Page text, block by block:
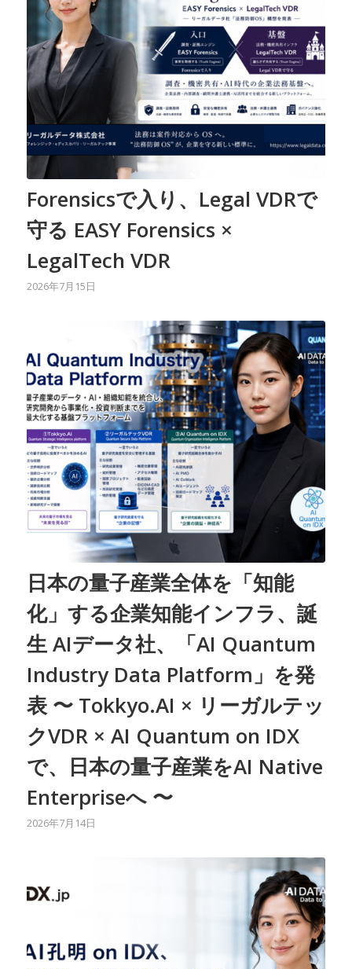
Forensicsで入り、Legal VDRで
守る EASY Forensics ×
LegalTech VDR
2026年7月15日
日本の量子産業全体を「知能
化」する企業知能インフラ、誕
生 AIデータ社、「AI Quantum
Industry Data Platform」を発
表 〜 Tokkyo.AI × リーガルテッ
クVDR × AI Quantum on IDX
で、日本の量子産業をAI Native
Enterpriseへ 〜
2026年7月14日